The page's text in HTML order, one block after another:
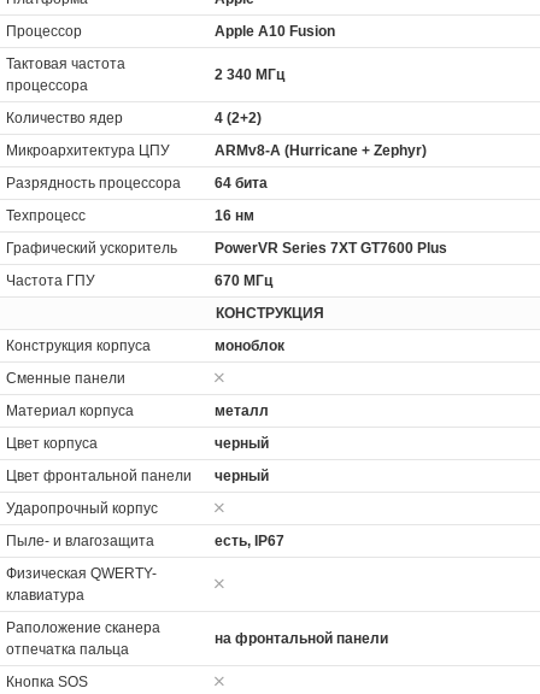
Процессор
Apple A10 Fusion
Тактовая частота
процессора
2 340 МГц
Количество ядер
4 (2+2)
Микроархитектура ЦПУ
ARMv8-A (Hurricane + Zephyr)
Разрядность процессора
64 бита
Техпроцесс
16 нм
Графический ускоритель
PowerVR Series 7XT GT7600 Plus
Частота ГПУ
670 МГц
КОНСТРУКЦИЯ
Конструкция корпуса
моноблок
Сменные панели
Материал корпуса
металл
Цвет корпуса
черный
Цвет фронтальной панели
черный
Ударопрочный корпус
Пыле- и влагозащита
есть, IP67
Физическая QWERTY-
клавиатура
Раположение сканера
отпечатка пальца
на фронтальной панели
Кнопка SOS